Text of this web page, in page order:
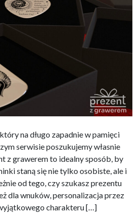
na długo zapadnie w pamięci
serwisie poszukujemy własnie
z grawerem to idealny sposób, by
staną się nie tylko osobiste, ale i
od tego, czy szukasz prezentu
dla wnuków, personalizacja przez
charakteru […]